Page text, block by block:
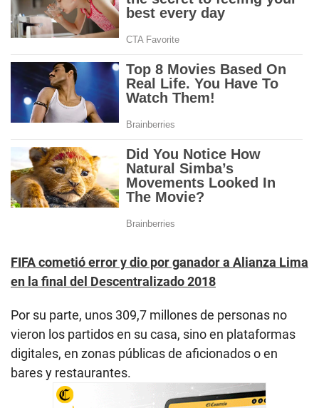
FIFA cometió error y dio por ganador a Alianza Lima
en la final del Descentralizado 2018
Por su parte, unos 309,7 millones de personas no
vieron los partidos en su casa, sino en plataformas
digitales, en zonas públicas de aficionados o en
bares y restaurantes.